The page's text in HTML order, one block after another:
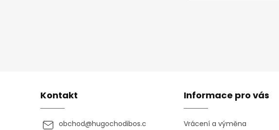
Kontakt
obchod@hugochodibos.c
Informace pro vás
Vrácení a výměna